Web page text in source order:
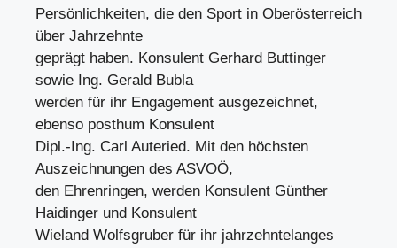
Persönlichkeiten, die den Sport in Oberösterreich
über Jahrzehnte
geprägt haben. Konsulent Gerhard Buttinger
sowie Ing. Gerald Bubla
werden für ihr Engagement ausgezeichnet,
ebenso posthum Konsulent
Dipl.-Ing. Carl Auteried. Mit den höchsten
Auszeichnungen des ASVOÖ,
den Ehrenringen, werden Konsulent Günther
Haidinger und Konsulent
Wieland Wolfsgruber für ihr jahrzehntelanges